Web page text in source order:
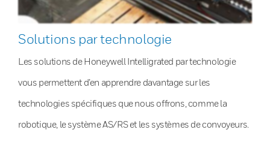
Solutions par technologie
Les solutions de Honeywell Intelligrated par technologie
vous permettent d’en apprendre davantage sur les
technologies spécifiques que nous offrons, comme la
robotique, le système AS/RS et les systèmes de convoyeurs.